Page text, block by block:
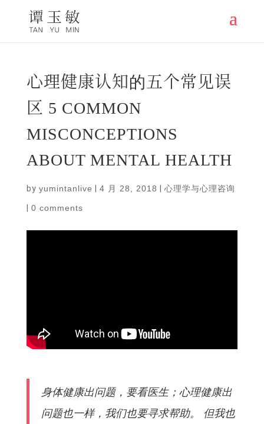
心理健康认知的五个常见误
区 5 COMMON
MISCONCEPTIONS
ABOUT MENTAL HEALTH
by yumintanlive 4 月 28, 2018 心理学与心理咨询
0 comments
身体健康出问题，要看医生；心理健康出
问题也一样，我们也要寻求帮助。 但我也